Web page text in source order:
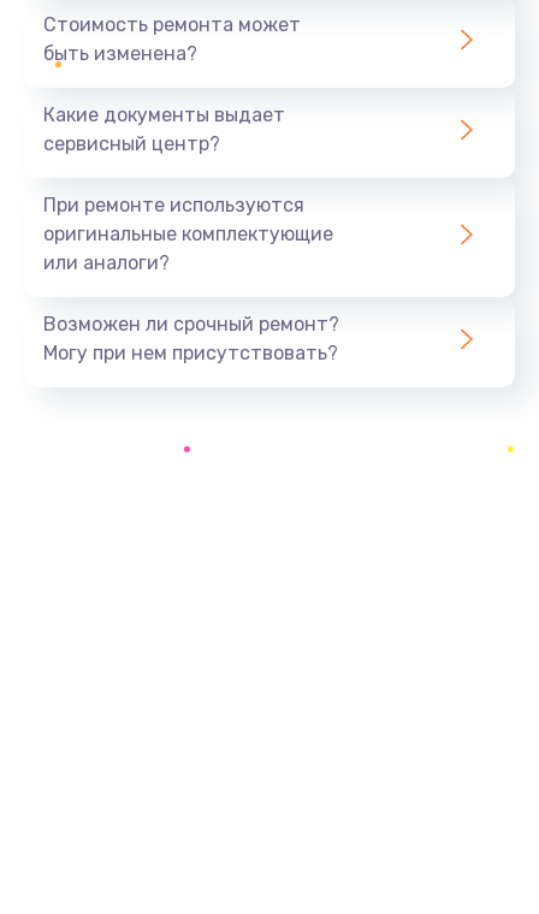
1440 руб.
Ремонт южного моста
Замена батарейки BIOS
Заказать
Стоимость ремонта может
быть изменена?
Какие документы выдает
сервисный центр?
При ремонте используются
оригинальные комплектующие
или аналоги?
Возможен ли срочный ремонт?
Могу при нем присутствовать?